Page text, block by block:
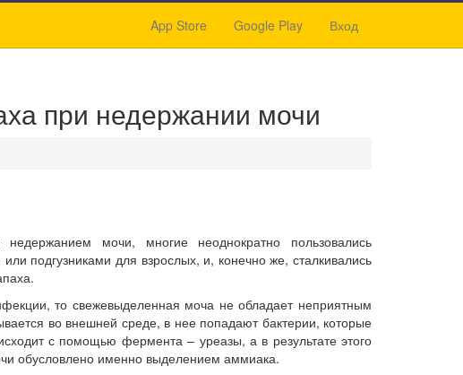
App Store Google Play Вход
при недержании мочи
мочи, многие неоднократно пользовались
подгузниками для взрослых, и, конечно же, сталкивались
то свежевыделенная моча не обладает неприятным
во внешней среде, в нее попадают бактерии, которые
с помощью фермента – уреазы, а в результате этого
обусловлено именно выделением аммиака.